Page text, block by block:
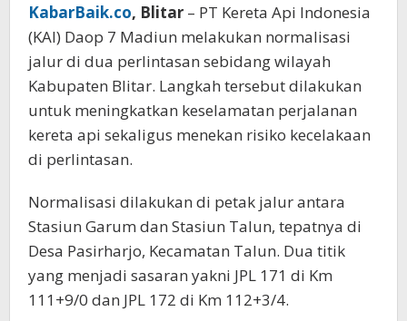
KabarBaik.co, Blitar – PT Kereta Api Indonesia
(KAI) Daop 7 Madiun melakukan normalisasi
jalur di dua perlintasan sebidang wilayah
Kabupaten Blitar. Langkah tersebut dilakukan
untuk meningkatkan keselamatan perjalanan
kereta api sekaligus menekan risiko kecelakaan
di perlintasan.
Normalisasi dilakukan di petak jalur antara
Stasiun Garum dan Stasiun Talun, tepatnya di
Desa Pasirharjo, Kecamatan Talun. Dua titik
yang menjadi sasaran yakni JPL 171 di Km
111+9/0 dan JPL 172 di Km 112+3/4.